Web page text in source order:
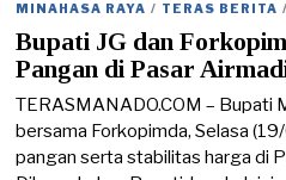
MINAHASA RAYA / TERAS BERITA /
Bupati JG dan
Pangan di Pasar
TERASMANADO.COM – Bupati
bersama Forkopimda, Selasa
pangan serta stabilitas harga di